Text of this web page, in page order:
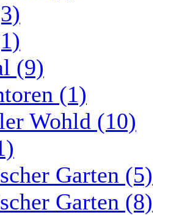
(9)
(1)
Wohld (10)
Garten (5)
Garten (8)